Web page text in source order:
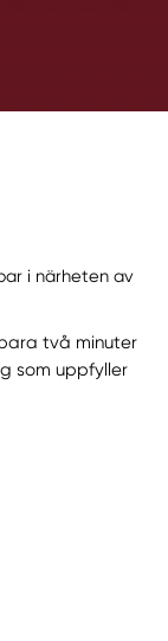
i närheten av
två minuter
som uppfyller